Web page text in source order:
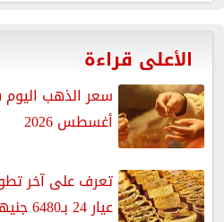
الأعلى قراءة
أغسطس 2026
تعرف على آخر
عيار 24 بـ6480 جنيها